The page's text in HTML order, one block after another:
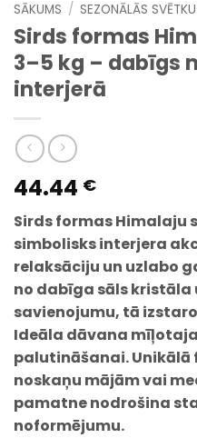
SĀKUMS / SEZONĀLĀS
Sirds formas
3–5 kg – dabīgs
interjerā
44.44 €
Sirds formas Himalaju
simbolisks interjera
relaksāciju un uzlabo
no dabīga sāls
savienojumu, tā
Ideāla dāvana
palutināšanai. Unikālā
noskaņu mājām vai
pamatne nodrošina
noformējumu.